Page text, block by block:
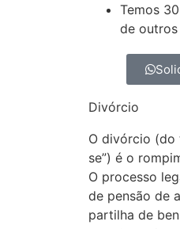
Temos
de outros
Divórcio
O divórcio (do
se”) é o
O processo
de pensão de
partilha de